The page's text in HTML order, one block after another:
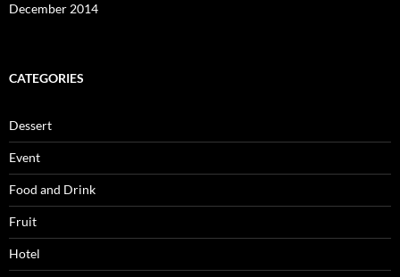
December 2014
CATEGORIES
Dessert
Event
Food and Drink
Fruit
Hotel